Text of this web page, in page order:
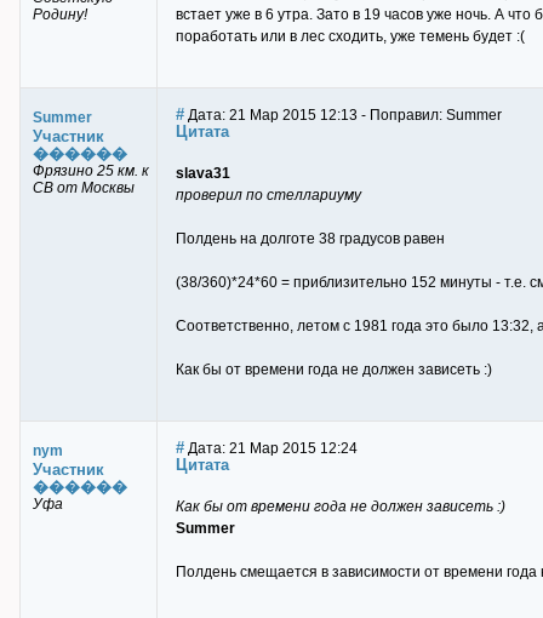
Родину!
встает уже в 6 утра. Зато в 19 часов уже ночь. А
поработать или в лес сходить, уже темень будет :(
Summer
Участник
������
Фрязино 25 км. к
СВ от Москвы
# Дата: 21 Мар 2015 12:13 - Поправил: Summer
Цитата
slava31
проверил по стеллариуму
Полдень на долготе 38 градусов равен
(38/360)*24*60 = приблизительно 152 минуты - т.е.
Соответственно, летом с 1981 года это было 13:32,
Как бы от времени года не должен зависеть :)
nym
Участник
������
Уфа
# Дата: 21 Мар 2015 12:24
Цитата
Как бы от времени года не должен зависеть :)
Summer
Полдень смещается в зависимости от времени